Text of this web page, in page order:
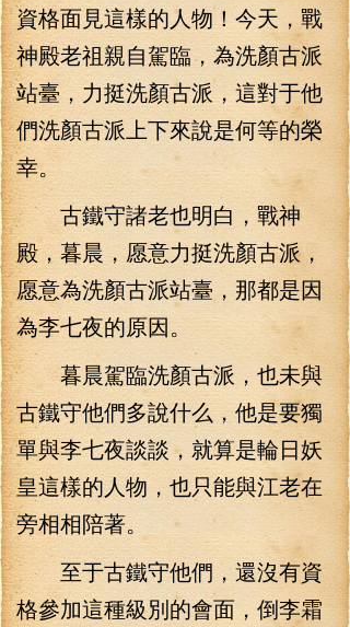
資格面見這樣的人物！今天，戰
神殿老祖親自駕臨，為洗顏古派
站臺，力挺洗顏古派，這對于他
們洗顏古派上下來說是何等的榮
幸。
古鐵守諸老也明白，戰神
殿，暮晨，愿意力挺洗顏古派，
愿意為洗顏古派站臺，那都是因
為李七夜的原因。
暮晨駕臨洗顏古派，也未與
古鐵守他們多說什么，他是要獨
單與李七夜談談，就算是輪日妖
皇這樣的人物，也只能與江老在
旁相相陪著。
至于古鐵守他們，還沒有資
格參加這種級別的會面，倒李霜